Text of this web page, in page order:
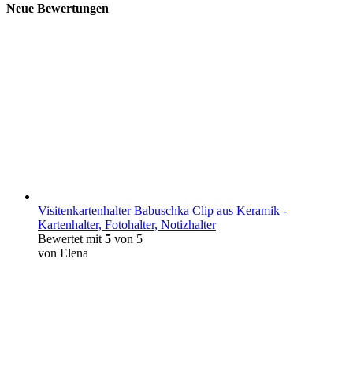
Neue Bewertungen
Visitenkartenhalter Babuschka Clip aus Keramik -
Kartenhalter, Fotohalter, Notizhalter
Bewertet mit 5 von 5
von Elena